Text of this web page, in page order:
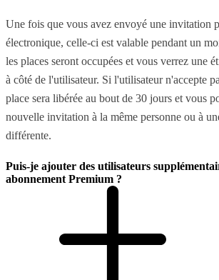
Une fois que vous avez envoyé une invitation
électronique, celle-ci est valable pendant un
les places seront occupées et vous verrez une
à côté de l'utilisateur. Si l'utilisateur n'accepte
place sera libérée au bout de 30 jours et vous
nouvelle invitation à la même personne ou à
différente.
Puis-je ajouter des utilisateurs
abonnement Premium ?